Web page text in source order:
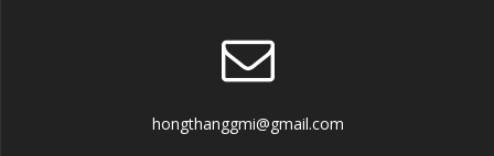
hongthanggmi@gmail.com